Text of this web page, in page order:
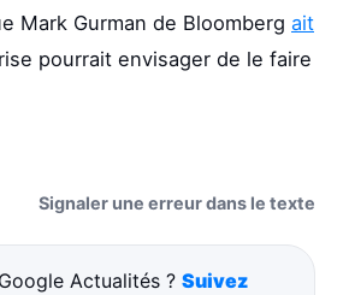
Mark Gurman de Bloomberg ait
pourrait envisager de le faire
Signaler une erreur dans le texte
Actualités ? Suivez